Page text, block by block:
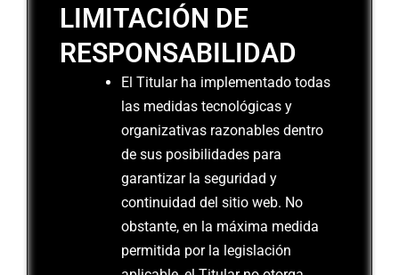
LIMITACIÓN DE
RESPONSABILIDAD
El Titular ha implementado todas
las medidas tecnológicas y
organizativas razonables dentro
de sus posibilidades para
garantizar la seguridad y
continuidad del sitio web. No
obstante, en la máxima medida
permitida por la legislación